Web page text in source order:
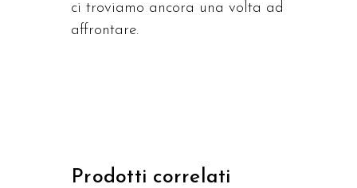
ci troviamo ancora una volta ad
affrontare.
Prodotti correlati